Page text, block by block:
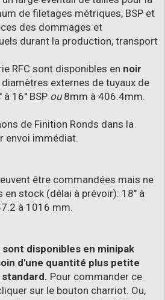
de filetages métriques, BSP et
des dommages et
durant la production, transport
RFC sont disponibles en noir
externes de tuyaux de
16'' BSP ou8mm à 406.4mm.
de Finition Ronds dans la
envoi immédiat.
être commandées mais ne
en stock (délai à prévoir): 18" à
à 1016 mm.
disponibles en minipak
d'une quantité plus petite
Pour commander ce
sur le bouton charriot. Ou,